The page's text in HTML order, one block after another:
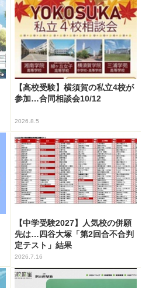
【高校受験】横須賀の私立4校が
参加…合同相談会10/12
2026.8.5
【中学受験2027】人気校の併願
先は…四谷大塚「第2回合不合判
定テスト」結果
2026.7.16